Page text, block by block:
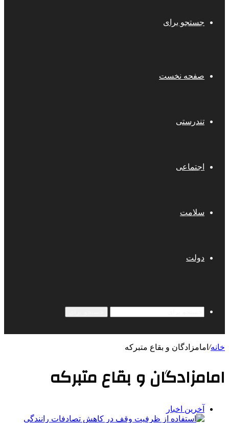
جستجو برای
صفحه نخست
تندرستی
اجتماعی
سلامت
دولت
خانه/ امامزادگان و بقاع متبرکه
امامزادگان و بقاع متبرکه
آخرین اخبار